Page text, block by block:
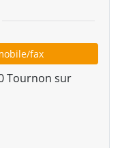
fax
Tournon sur